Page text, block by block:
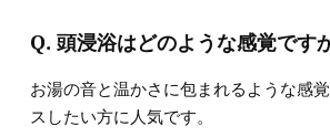
Q. 頭浸浴はどのような感覚です
お湯の音と温かさに包まれるような感
スしたい方に人気です。